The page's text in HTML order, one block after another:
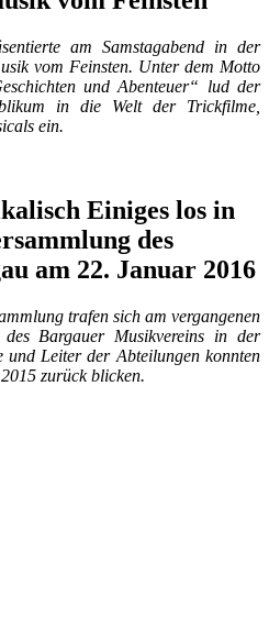
am Samstagabend in der
vom Feinsten. Unter dem Motto
und Abenteuer“ lud der
in die Welt der Trickfilme,
ein.
Einiges los in
des
am 22. Januar 2016
trafen sich am vergangenen
Bargauer Musikvereins in der
und Leiter der Abteilungen konnten
zurück blicken.